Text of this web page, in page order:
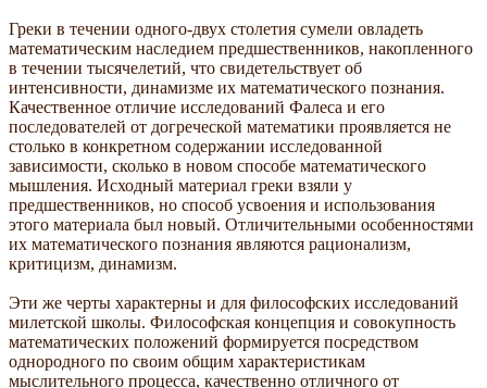
Греки в течении одного-двух столетия сумели овладеть
математическим наследием предшественников, накопленного
в течении тысячелетий, что свидетельствует об
интенсивности, динамизме их математического познания.
Качественное отличие исследований Фалеса и его
последователей от догреческой математики проявляется не
столько в конкретном содержании исследованной
зависимости, сколько в новом способе математического
мышления. Исходный материал греки взяли у
предшественников, но способ усвоения и использования
этого материала был новый. Отличительными особенностями
их математического познания являются рационализм,
критицизм, динамизм.
Эти же черты характерны и для философских исследований
милетской школы. Философская концепция и совокупность
математических положений формируется посредством
однородного по своим общим характеристикам
мыслительного процесса, качественно отличного от